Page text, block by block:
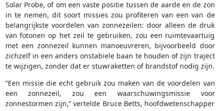
Solar Probe, of om een vaste positie tussen de aarde en de zon
in te nemen, dit soort missies zou profiteren van een van de
belangrijkste voordelen van zonnezeilen: door alleen de druk
van fotonen op het zeil te gebruiken, zou een ruimtevaartuig
met een zonnezeil kunnen manoeuvreren, bijvoorbeeld door
zichzelf in een anders onstabiele baan te houden of zijn traject
te wijzigen, zonder dat er stuwraketten of brandstof nodig zijn.
“Een missie die echt gebruik zou maken van de voordelen van
een zonnezeil, zou een waarschuwingsmissie voor
zonnestormen zijn,” vertelde Bruce Betts, hoofdwetenschapper